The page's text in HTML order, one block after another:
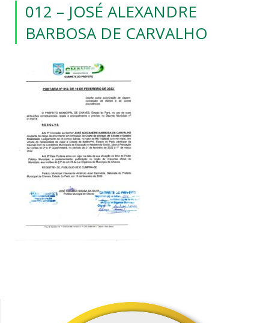
012 – JOSÉ ALEXANDRE
BARBOSA DE CARVALHO